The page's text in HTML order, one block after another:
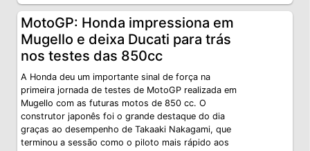
MotoGP: Honda impressiona em
Mugello e deixa Ducati para trás
nos testes das 850cc
A Honda deu um importante sinal de força na
primeira jornada de testes de MotoGP realizada em
Mugello com as futuras motos de 850 cc. O
construtor japonês foi o grande destaque do dia
graças ao desempenho de Takaaki Nakagami, que
terminou a sessão como o piloto mais rápido aos